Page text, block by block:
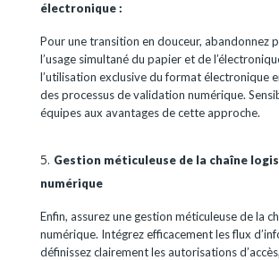
électronique :
Pour une transition en douceur, abandonnez
l’usage simultané du papier et de
l’utilisation exclusive du format électronique
des processus de validation numérique.
équipes aux avantages de cette approche.
Gestion méticuleuse de la chaîne
numérique
Enfin, assurez une gestion méticuleuse de la
numérique. Intégrez efficacement les flux
définissez clairement les autorisations